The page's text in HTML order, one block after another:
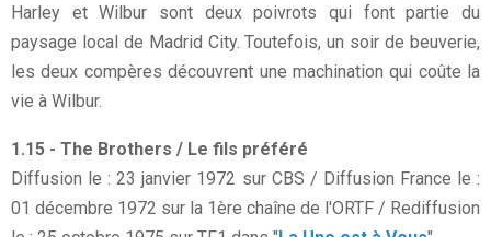
Harley et Wilbur sont deux poivrots qui font partie du
paysage local de Madrid City. Toutefois, un soir de beuverie,
les deux compères découvrent une machination qui coûte la
vie à Wilbur.
1.15 - The Brothers / Le fils préféré
Diffusion le : 23 janvier 1972 sur CBS / Diffusion France le :
01 décembre 1972 sur la 1ère chaîne de l'ORTF / Rediffusion